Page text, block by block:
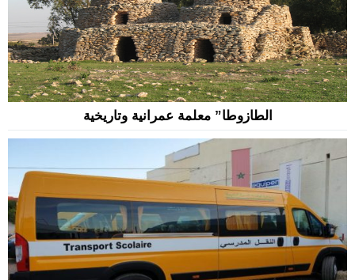
الطازوطا” معلمة عمرانية وتاريخية